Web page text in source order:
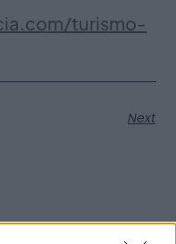
turismo-
Next